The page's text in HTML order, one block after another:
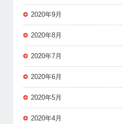
2020年9月
2020年8月
2020年7月
2020年6月
2020年5月
2020年4月